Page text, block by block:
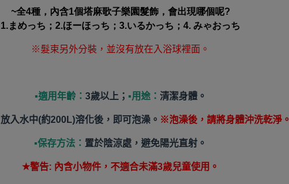
~全4種，內含1個塔麻歌子樂園髮飾，會出現哪個呢?
1.まめっち；2.ほーほっち；3.いるかっち；4. みゃおっち
※髮束另外分裝，並沒有放在入浴球裡面。
▪︎適用年齡： 3歲以上； ▪︎用途： 清潔身體。
放入水中(約200L)溶化後，即可泡澡。 ※泡澡後，請將身體沖洗乾淨。
▪︎保存方法： 置於陰涼處，避免陽光直射。
★警告: 內含小物件，不適合未滿3歲兒童使用。